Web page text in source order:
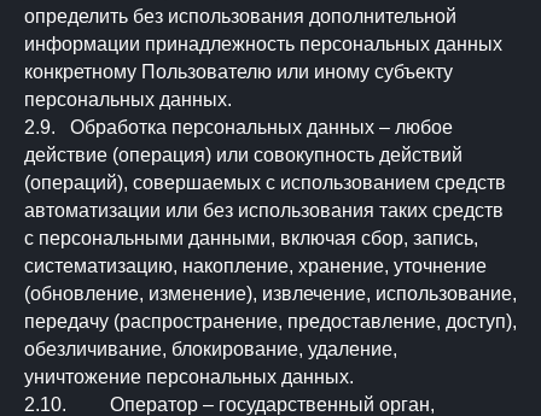
определить без использования дополнительной
информации принадлежность персональных данных
конкретному Пользователю или иному субъекту
персональных данных.
2.9. Обработка персональных данных – любое
действие (операция) или совокупность действий
(операций), совершаемых с использованием средств
автоматизации или без использования таких средств
с персональными данными, включая сбор, запись,
систематизацию, накопление, хранение, уточнение
(обновление, изменение), извлечение, использование,
передачу (распространение, предоставление, доступ),
обезличивание, блокирование, удаление,
уничтожение персональных данных.
2.10. Оператор – государственный орган,